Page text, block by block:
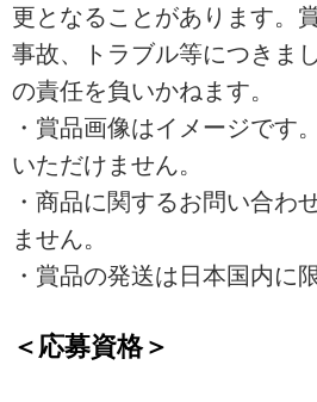
更となることがあります。
事故、トラブル等につきま
の責任を負いかねます。
・賞品画像はイメージです
いただけません。
・商品に関するお問い合わ
ません。
・賞品の発送は日本国内に
＜応募資格＞